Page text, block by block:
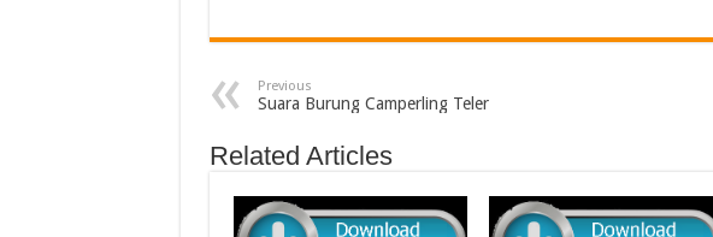
Previous
Suara Burung Camperling Teler
Related Articles